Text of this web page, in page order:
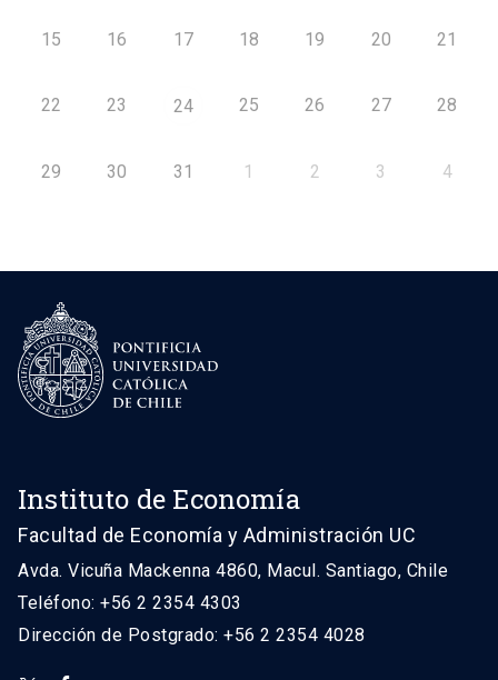
15 16 17 18 19 20 21
22 23 24 25 26 27 28
29 30 31 1 2 3 4
Instituto de Economía
Facultad de Economía y Administración UC
Avda. Vicuña Mackenna 4860, Macul. Santiago, Chile
Teléfono: +56 2 2354 4303
Dirección de Postgrado: +56 2 2354 4028